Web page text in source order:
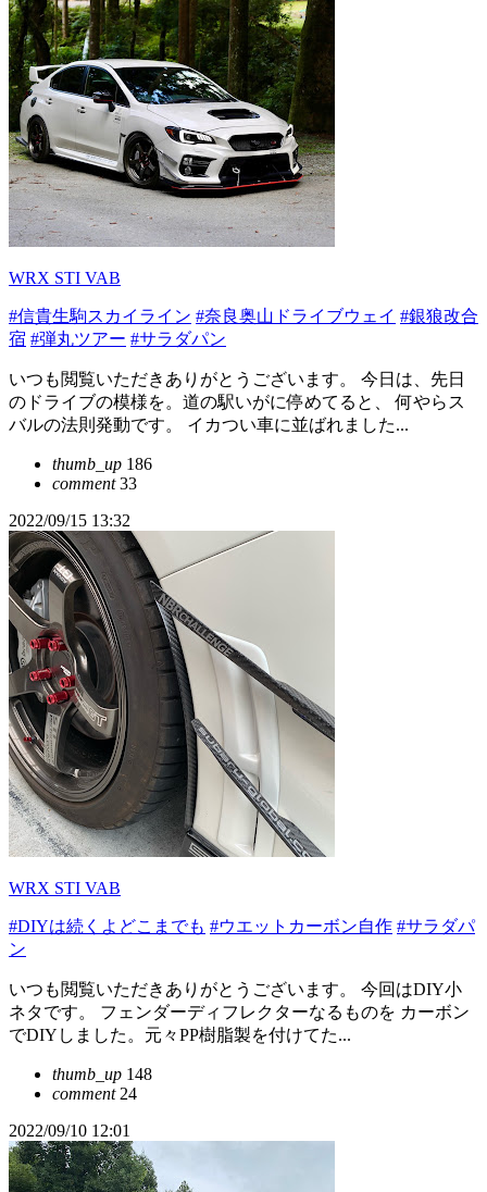
WRX STI VAB
#信貴生駒スカイライン #奈良奥山ドライブウェイ #銀狼改合
宿 #弾丸ツアー #サラダパン
いつも閲覧いただきありがとうございます。 今日は、先日
のドライブの模様を。道の駅いがに停めてると、 何やらス
バルの法則発動です。 イカつい車に並ばれました...
thumb_up 186
comment33
2022/09/15 13:32
WRX STI VAB
#DIYは続くよどこまでも #ウエットカーボン自作 #サラダパ
ン
いつも閲覧いただきありがとうございます。 今回はDIY小
ネタです。 フェンダーディフレクターなるものを カーボン
でDIYしました。元々PP樹脂製を付けてた...
thumb_up 148
comment24
2022/09/10 12:01